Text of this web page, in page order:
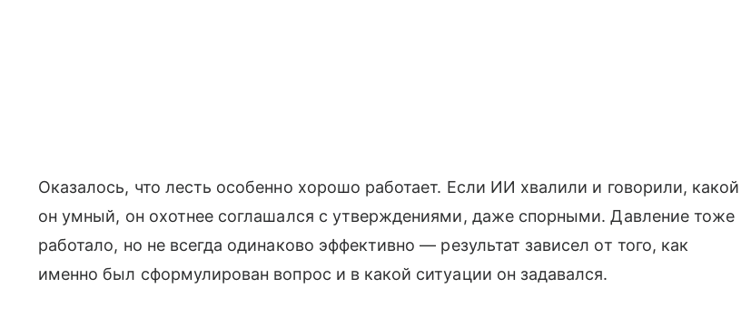
Оказалось, что лесть особенно хорошо работает. Если ИИ хвалили и говорили, какой
он умный, он охотнее соглашался с утверждениями, даже спорными. Давление тоже
работало, но не всегда одинаково эффективно — результат зависел от того, как
именно был сформулирован вопрос и в какой ситуации он задавался.